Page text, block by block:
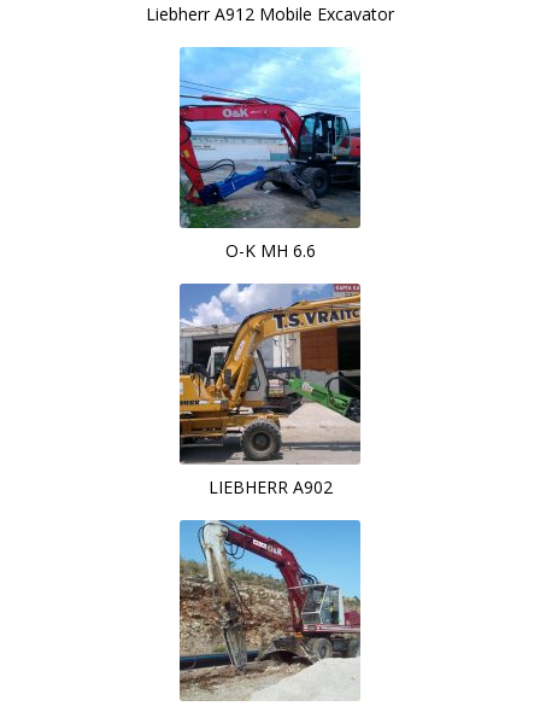
Liebherr A912 Mobile Excavator
O-K MH 6.6
LIEBHERR A902